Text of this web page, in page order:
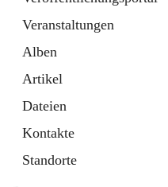
Veranstaltungen
Alben
Artikel
Dateien
Kontakte
Standorte